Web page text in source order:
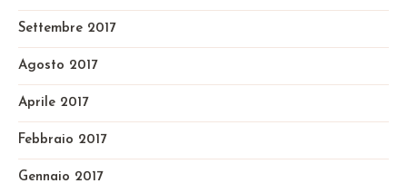
Settembre 2017
Agosto 2017
Aprile 2017
Febbraio 2017
Gennaio 2017